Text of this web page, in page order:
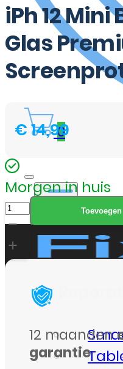
0
iPh 12
Glas
€14,99
Morgen in huis
iPh
12
Mini
Bescherm
Glas
Premium
Screenprotector
aantal
Toevoegen
12 maanden
garantie